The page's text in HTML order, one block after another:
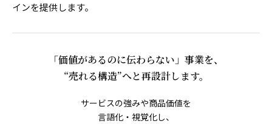
インを提供します。
「価値があるのに伝わらない」事業を、
“売れる構造”へと再設計します。
サービスの強みや商品価値を
言語化・視覚化し、